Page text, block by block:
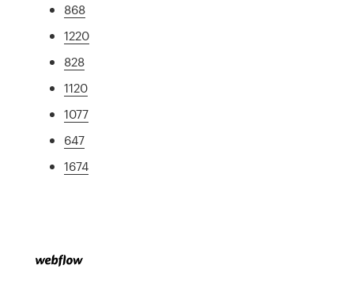
868
1220
828
1120
1077
647
1674